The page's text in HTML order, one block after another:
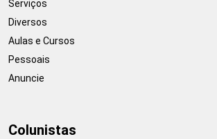
Serviços
Diversos
Aulas e Cursos
Pessoais
Anuncie
Colunistas